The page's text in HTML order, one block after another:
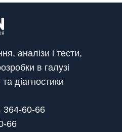
аналізи і тести,
в галузі
діагностики
364-60-66
66